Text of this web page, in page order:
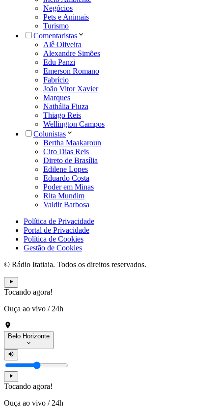
Negócios
Pets e Animais
Turismo
Comentaristas
Alê Oliveira
Alexandre Simões
Edu Panzi
Emerson Romano
Fabrício
João Vitor Xavier
Marques
Nathália Fiuza
Thiago Reis
Wellington Campos
Colunistas
Bertha Maakaroun
Ciro Dias Reis
Direto de Brasília
Edilene Lopes
Eduardo Costa
Poder em Minas
Rita Mundim
Valdir Barbosa
Política de Privacidade
Portal de Privacidade
Política de Cookies
Gestão de Cookies
© Rádio Itatiaia. Todos os direitos reservados.
Tocando agora!
Ouça ao vivo / 24h
Belo Horizonte
Tocando agora!
Ouça ao vivo / 24h